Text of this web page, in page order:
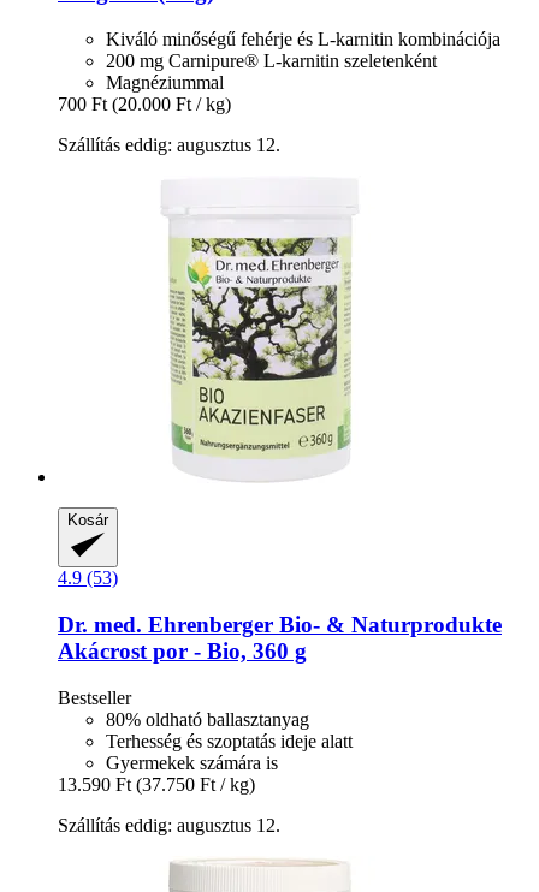
Kiváló minőségű fehérje és L-karnitin kombinációja
200 mg Carnipure® L-karnitin szeletenként
Magnéziummal
700 Ft (20.000 Ft / kg)
Szállítás eddig: augusztus 12.
Kosár
4.9 (53)
Dr. med. Ehrenberger Bio- & Naturprodukte
Akácrost por -​ Bio, 360 g
Bestseller
80% oldható ballasztanyag
Terhesség és szoptatás ideje alatt
Gyermekek számára is
13.590 Ft (37.750 Ft / kg)
Szállítás eddig: augusztus 12.